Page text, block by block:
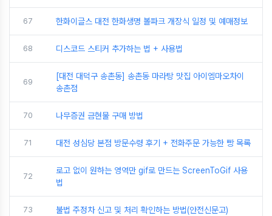
67 한화이글스 대전 한화생명 볼파크 개장식 일정 및 예매정보
68 디스코드 스티커 추가하는 법 + 사용법
69
[대전 대덕구 송촌동] 송촌동 마라탕 맛집 아이엠마오차이
송촌점
70 나무증권 금현물 구매 방법
71 대전 성심당 본점 방문수령 후기 + 전화주문 가능한 빵 목록
72
로고 없이 원하는 영역만 gif로 만드는 ScreenToGif 사용
법
73 불법 주정차 신고 및 처리 확인하는 방법(안전신문고)